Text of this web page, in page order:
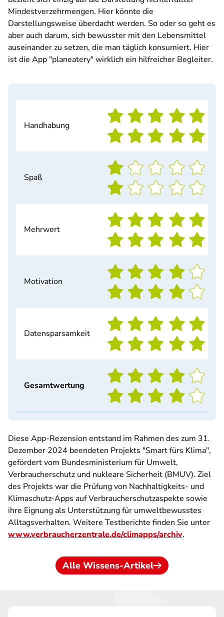
Mindestverzehrmengen. Hier könnte die
Darstellungsweise überdacht werden. So oder so geht es
aber auch darum, sich bewusster mit den Lebensmittel
auseinander zu setzen, die man täglich konsumiert. Hier
ist die App "planeatery" wirklich ein hilfreicher Begleiter.
Handhabung
Spaß
Mehrwert
Motivation
Datensparsamkeit
Gesamtwertung
Diese App-Rezension entstand im Rahmen des zum 31.
Dezember 2024 beendeten Projekts "Smart fürs Klima",
gefördert vom Bundesministerium für Umwelt,
Verbraucherschutz und nukleare Sicherheit (BMUV). Ziel
des Projekts war die Prüfung von Nachhaltigkeits- und
Klimaschutz-Apps auf Verbraucherschutzaspekte sowie
ihre Eignung als Unterstützung für umweltbewusstes
Alltagsverhalten. Weitere Testberichte finden Sie unter
www.verbraucherzentrale.de/climapps/archiv.
Alle Wissens-Artikel